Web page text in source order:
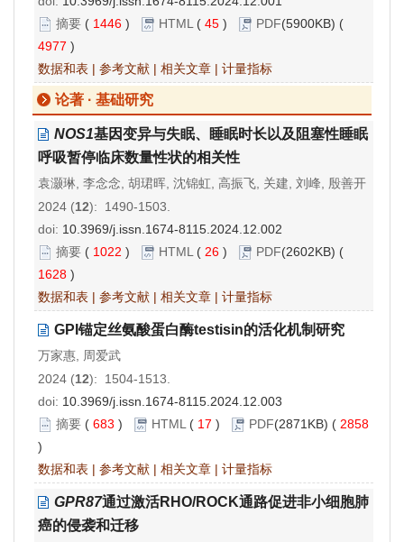
摘要 ( 1446 ) HTML ( 45 ) PDF(5900KB) (
4977 )
数据和表 | 参考文献 | 相关文章 | 计量指标
论著 · 基础研究
NOS1基因变异与失眠、睡眠时长以及阻塞性睡眠
呼吸暂停临床数量性状的相关性
袁灏琳, 李念念, 胡珺晖, 沈锦虹, 高振飞, 关建, 刘峰, 殷善开
2024 (12): 1490-1503.
doi: 10.3969/j.issn.1674-8115.2024.12.002
摘要 ( 1022 ) HTML ( 26 ) PDF(2602KB) (
1628 )
数据和表 | 参考文献 | 相关文章 | 计量指标
GPI锚定丝氨酸蛋白酶testisin的活化机制研究
万家惠, 周爱武
2024 (12): 1504-1513.
doi: 10.3969/j.issn.1674-8115.2024.12.003
摘要 ( 683 ) HTML ( 17 ) PDF(2871KB) ( 2858
)
数据和表 | 参考文献 | 相关文章 | 计量指标
GPR87通过激活RHO/ROCK通路促进非小细胞肺
癌的侵袭和迁移